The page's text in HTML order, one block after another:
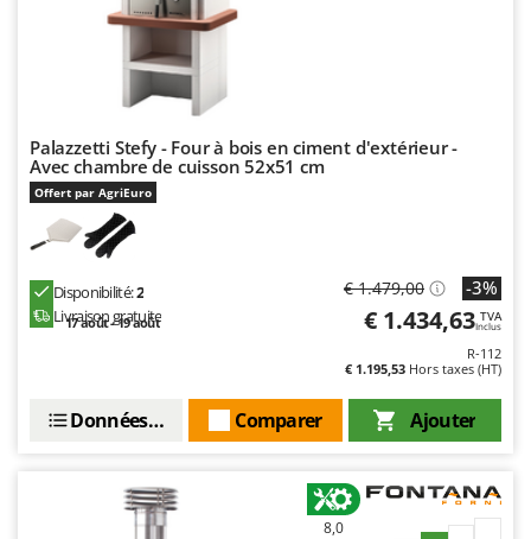
W
Waldner
Weber
WIDU
Wiper EcoRobot
Wolf Garten
Palazzetti Stefy - Four à bois en ciment d'extérieur -
Avec chambre de cuisson 52x51 cm
Offert par AgriEuro
Disponibilité:2
Livraison gratuite
17 août - 19 août
€ 1.479,00 -3%
€ 1.434,63 TVA
Inclus
R-112
€ 1.195,53 Hors taxes (HT)
Ajouter
Comparer
Données techniques
8,0